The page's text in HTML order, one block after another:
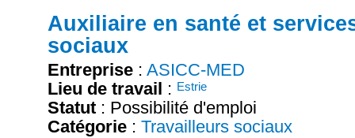
Auxiliaire en santé et
sociaux
Entreprise : ASICC-MED
Lieu de travail : Estrie
Statut : Possibilité d'emploi
Catégorie : Travailleurs sociaux